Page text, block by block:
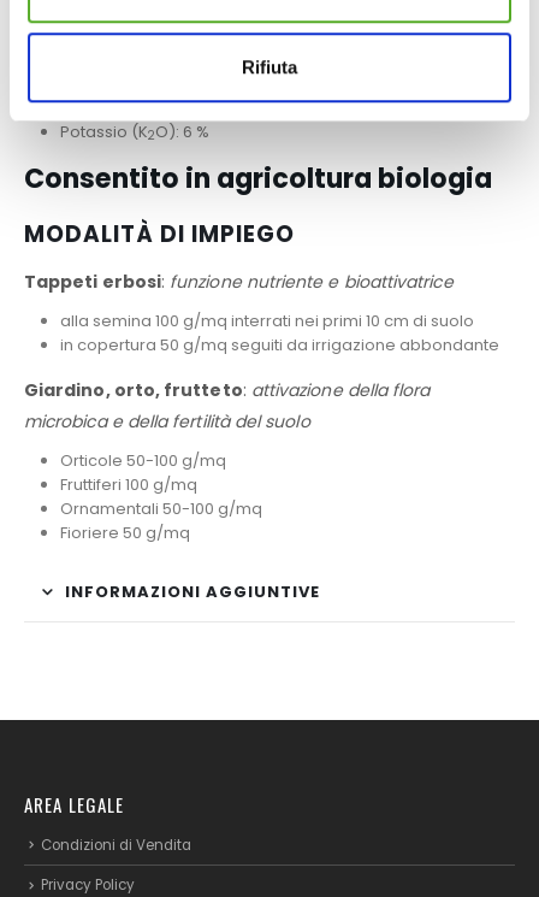
Rifiuta
Micorrize: 1 %
Batteri della rizosfera (Bacillus, Pseudomonas): 1 x 10
Trichoderma: 1 x 107UFC/g
Potassio (K2O): 6 %
Consentito in agricoltura biologia
MODALITÀ DI IMPIEGO
Tappeti erbosi: funzione nutriente e bioattivatrice
alla semina 100 g/mq interrati nei primi 10 cm di suolo
in copertura 50 g/mq seguiti da irrigazione abbondante
Giardino, orto, frutteto: attivazione della flora
microbica e della fertilità del suolo
Orticole 50-100 g/mq
Fruttiferi 100 g/mq
Ornamentali 50-100 g/mq
Fioriere 50 g/mq
INFORMAZIONI AGGIUNTIVE
AREA LEGALE
Condizioni di Vendita
Privacy Policy